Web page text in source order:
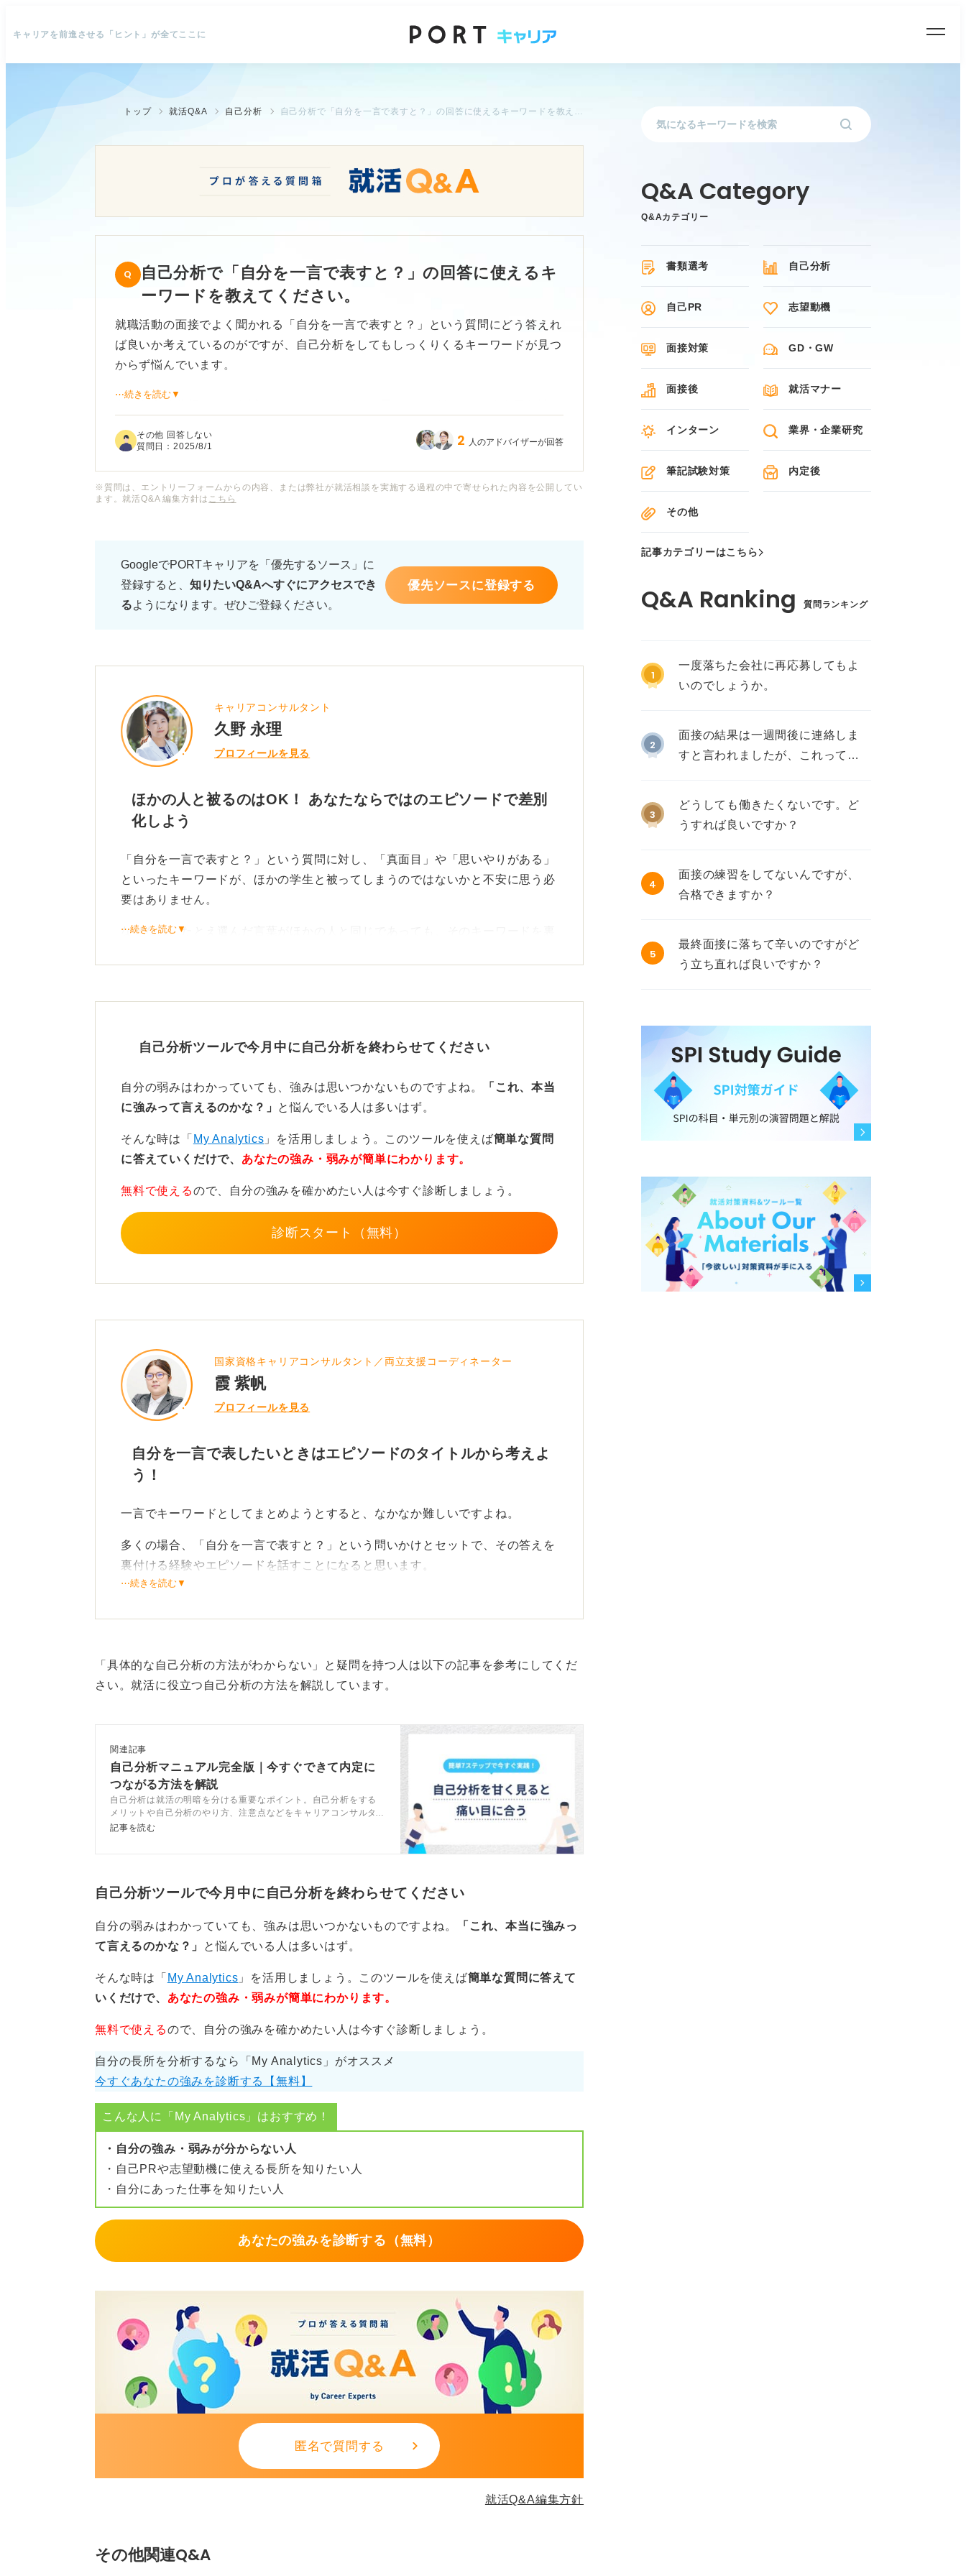
キャリアを前進させる「ヒント」が全てここに
トップ 就活Q&A 自己分析 自己分析で「自分を一言で表すと？」の回答に使えるキーワードを教えてください。
自己分析で「自分を一言で表すと？」の回答に使えるキ
ーワードを教えてください。
就職活動の面接でよく聞かれる「自分を一言で表すと？」という質問にどう答えれ
ば良いか考えているのがですが、自己分析をしてもしっくりくるキーワードが見つ
からず悩んでいます。
うなものばかりで、自分の個性や強みを表現できる言葉が見つからず、正直不安で
抽象的なキーワードだとやはり面接官の印象に残らないですよね……？ 自己分析
⋯続きを読む▼
その他 回答しない
質問日：2025/8/1 2 人のアドバイザーが回答
※質問は、エントリーフォームからの内容、または弊社が就活相談を実施する過程の中で寄せられた内容を公開してい
ます。就活Q&A 編集方針は こちら
GoogleでPORTキャリアを「優先するソース」に
登録すると、 知りたいQ&Aへすぐにアクセスでき
るようになります。ぜひご登録ください。
優先ソースに登録する
キャリアコンサルタント
久野 永理
プロフィールを見る
ほかの人と被るのはOK！ あなたならではのエピソードで差別
化しよう
「自分を一言で表すと？」という質問に対し、「真面目」や「思いやりがある」
といったキーワードが、ほかの学生と被ってしまうのではないかと不安に思う必
要はありません。
なぜなら、たとえ選んだ言葉がほかの人と同じであっても、そのキーワードを裏
るあなた自身の体験となります。
個性を出すには具体性が重要！ 自信を持って伝えよう
面接では、「私を一言で表すと『真面目』です」と述べた後に、「なぜなら、〇
〇という経験で、このように行動したからです」というように、必ず具体的なエ
その人ならではの物語がともなって初めて、ありふれた言葉があなただけの強み
すことが重要です。
⋯続きを読む▼
自己分析ツールで今月中に自己分析を終わらせてください
自分の弱みはわかっていても、強みは思いつかないものですよね。
「これ、本当
に強みって言えるのかな？」 と悩んでいる人は多いはず。
そんな時は「 My Analytics 」を活用しましょう。このツールを使えば簡単な質問
に答えていくだけで、 あなたの強み・弱みが簡単にわかります。
無料で使えるので、自分の強みを確かめたい人は今すぐ診断しましょう。
診断スタート（無料）
国家資格キャリアコンサルタント／両立支援コーディネーター
霞 紫帆
プロフィールを見る
自分を一言で表したいときはエピソードのタイトルから考えよ
う！
一言でキーワードとしてまとめようとすると、なかなか難しいですよね。
多くの場合、「自分を一言で表すと？」という問いかけとセットで、その答えを
裏付ける経験やエピソードを話すことになると思います。
んの自己PRやガクチカをしっかりと整えたうえで、「エピソードにタイトルを
たとえば「バイトリーダーとしてさまざまな施策を提案し、店舗の売り上げに貢
献した」というようなエピソードを話すのであれば、チャレンジ精神旺盛という
性格・得意・周囲からの評価をヒントに言語化の糸口を探そう
とはいえ、取っ掛かりがあったほうが考えやすいという人もいると思うので、フ
ックをいくつか紹介します。
まず、行動傾向や性格から考えるのが良いでしょう。たとえば、負けず嫌い、几
次に、自分が得意なことから考えてみましょう。たとえば、アイデア出しが得
す。
に有効な方法です。
0
⋯続きを読む▼
「具体的な自己分析の方法がわからない」と疑問を持つ人は以下の記事を参考にしてくだ
さい。就活に役立つ自己分析の方法を解説しています。
関連記事
自己分析マニュアル完全版｜今すぐできて内定に
つながる方法を解説
自己分析は就活の明暗を分ける重要なポイント。自己分析をする
メリットや自己分析のやり方、注意点などをキャリアコンサルタ
ントが解説します。自分に合った自己分析方法を見つけて選考や
記事を読む
自己分析ツールで今月中に自己分析を終わらせてください
自分の弱みはわかっていても、強みは思いつかないものですよね。
「これ、本当に強みっ
て言えるのかな？」
と悩んでいる人は多いはず。
そんな時は「 My Analytics 」を活用しましょう。このツールを使えば簡単な質問に答えて
いくだけで、 あなたの強み・弱みが簡単にわかります。
無料で使えるので、自分の強みを確かめたい人は今すぐ診断しましょう。
自分の長所を分析するなら「My Analytics」がオススメ
今すぐあなたの強みを診断する【無料】
こんな人に「My Analytics」はおすすめ！
・自分の強み・弱みが分からない人
・自己PRや志望動機に使える長所を知りたい人
・自分にあった仕事を知りたい人
あなたの強みを診断する（無料）
匿名で質問する
就活Q&A編集方針
その他関連Q&A
Q&Aカテゴリー
書類選考 自己分析
自己PR 志望動機
面接対策 GD・GW
面接後 就活マナー
インターン 業界・企業研究
筆記試験対策 内定後
その他
記事カテゴリーはこちら
質問ランキング
1
一度落ちた会社に再応募してもよ
いのでしょうか。
2
面接の結果は一週間後に連絡しま
すと言われましたが、これって不
3
どうしても働きたくないです。ど
うすれば良いですか？
4
面接の練習をしてないんですが、
合格できますか？
5
最終面接に落ちて辛いのですがど
う立ち直れば良いですか？